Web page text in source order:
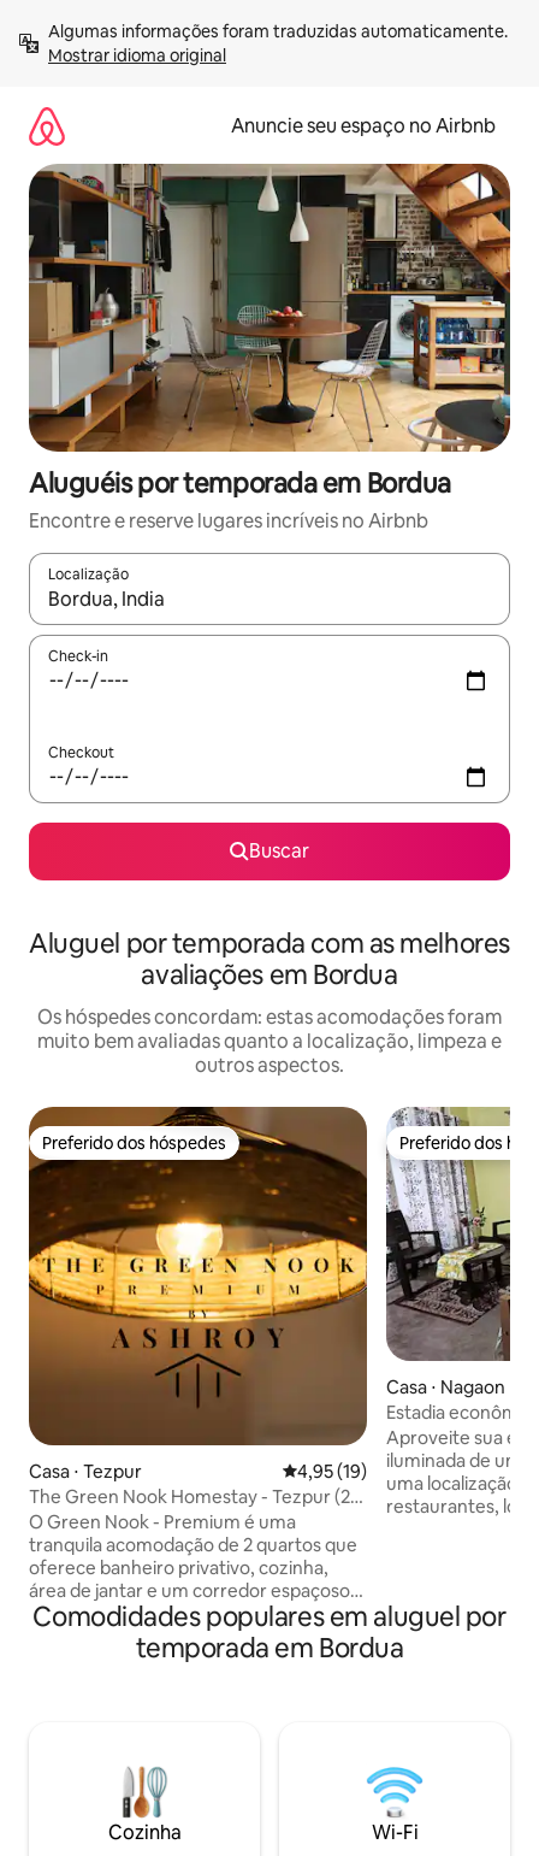
para
Mostrar idioma original
Anuncie seu espaço no Airbnb
Aluguéis por temporada em Bordua
Encontre e reserve lugares incríveis no Airbnb
Localização
Quando os resultados estiverem disponíveis, explore-os
Check-in
Checkout
Buscar
Aluguel por temporada com as melhores
avaliações em Bordua
Os hóspedes concordam: estas acomodações foram
muito bem avaliadas quanto a localização, limpeza e
outros aspectos.
Preferido dos hóspedes
Preferido dos hóspedes
Casa ⋅ Tezpur 4,95 de uma avaliação média
4,95 (19)
The Green Nook Homestay - Tezpur (2
quartos)
O Green Nook - Premium é uma
tranquila acomodação de 2 quartos que
oferece banheiro privativo, cozinha,
área de jantar e um corredor espaçoso.
Localizado em uma área serena, mas
central, combina conforto com
praticidade. O ambiente acolhedor, as
para relaxamento ou trabalho. Apesar
do ambiente tranquilo, fica perto das
principais atrações, mercados e
restaurantes. Perfeito para famílias,
Preferido dos
Preferido dos
Casa ⋅ Nagaon
Estadia
Aproveite sua
iluminada de um
uma localização
restaurantes,
velocidade,
equipada. Além
privada, tranquila
visite para
Comodidades populares em aluguel por
temporada em Bordua
Cozinha Wi-Fi